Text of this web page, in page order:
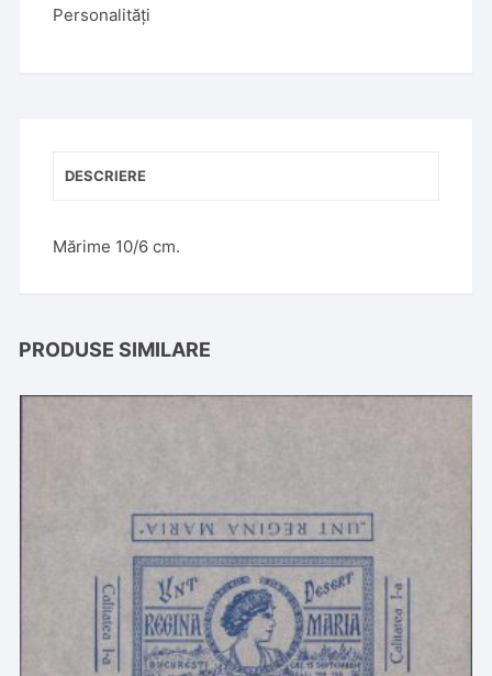
Personalități
DESCRIERE
Mărime 10/6 cm.
PRODUSE SIMILARE